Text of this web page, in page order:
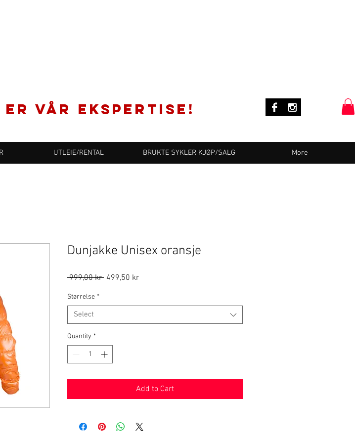
er vår ekspertise!
UTLEIE/RENTAL BRUKTE SYKLER KJØP/SALG More
Dunjakke Unisex oransje
999,00 kr Regular
499,50 krSale
Størrelse *
Select
Quantity *
Add to Cart